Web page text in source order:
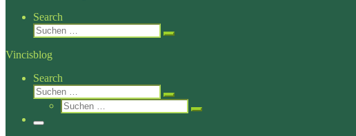
Search
Suche
Suchen …
Vincisblog
Search
Suche
Suchen …
Suche
Suchen …
Menü